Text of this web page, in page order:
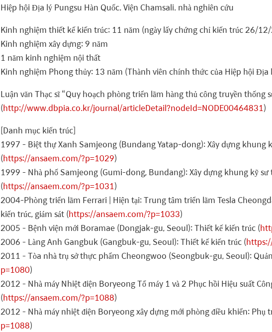
Hiệp hội Địa lý Pungsu Hàn Quốc. Viện Chamsali. nhà nghiên cứu
Kinh nghiệm thiết kế kiến trúc: 11 năm (ngày lấy chứng chỉ kiến trúc 26/
Kinh nghiệm xây dựng: 9 năm
1 năm kinh nghiệm nội thất
Kinh nghiệm Phong thủy: 13 năm (Thành viên chính thức của Hiệp hội Địa
Luận văn Thạc sĩ “Quy hoạch phòng triển lãm hàng thủ công truyền thống
(http://www.dbpia.co.kr/journal/articleDetail?nodeId=NODE00464831)
[Danh mục kiến trúc]
1997 - Biệt thự Xanh Samjeong (Bundang Yatap-dong): Xây dựng khung
(https://ansaem.com/?p=1029)
1999 - Nhà phố Samjeong (Gumi-dong, Bundang): Xây dựng khung kỹ sư
(https://ansaem.com/?p=1031)
2004-Phòng triển lãm Ferrari | Hiện tại: Trung tâm triển lãm Tesla
kiến trúc, giám sát (https://ansaem.com/?p=1033)
2005 - Bệnh viện mới Boramae (Dongjak-gu, Seoul): Thiết kế kiến trúc (
2006 - Làng Anh Gangbuk (Gangbuk-gu, Seoul): Thiết kế kiến trúc (
2011 - Tòa nhà trụ sở thực phẩm Cheongwoo (Seongbuk-gu, Seoul):
p=1080)
2012 - Nhà máy Nhiệt điện Boryeong Tổ máy 1 và 2 Phục hồi Hiệu suất
(https://ansaem.com/?p=1088)
2012 - Nhà máy nhiệt điện Boryeong xây dựng mới phòng điều khiển: Phụ
p=1088)